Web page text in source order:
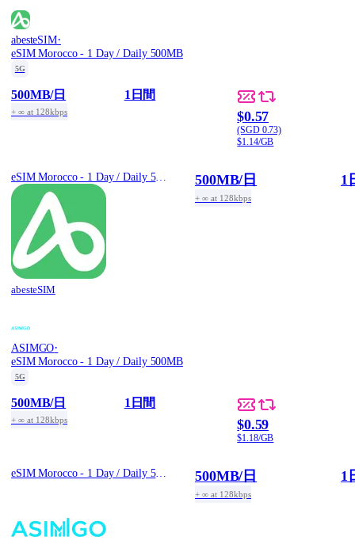
abesteSIM·
eSIM Morocco - 1 Day / Daily 500MB
5G
500MB/日
+ ∞ at 128kbps
1日間
$0.57
(SGD 0.73)
$1.14/GB
eSIM Morocco - 1 Day / Daily 500MB
abesteSIM
500MB/日
+ ∞ at 128kbps
1
ASIMGO·
eSIM Morocco - 1 Day / Daily 500MB
5G
500MB/日
+ ∞ at 128kbps
1日間
$0.59
$1.18/GB
eSIM Morocco - 1 Day / Daily 500MB 500MB/日
+ ∞ at 128kbps
1